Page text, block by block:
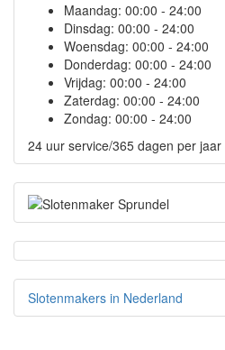
Maandag: 00:00 - 24:00
Dinsdag: 00:00 - 24:00
Woensdag: 00:00 - 24:00
Donderdag: 00:00 - 24:00
Vrijdag: 00:00 - 24:00
Zaterdag: 00:00 - 24:00
Zondag: 00:00 - 24:00
24 uur service/365 dagen per jaar
Slotenmakers in Nederland